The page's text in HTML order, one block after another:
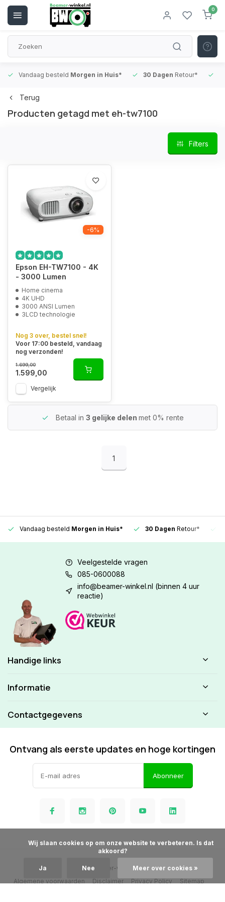
0
Vandaag besteld Morgen in Huis* 30 Dagen Retour*
Terug
Producten getagd met eh-tw7100
Filters
-6%
Epson EH-TW7100 - 4K
- 3000 Lumen
Home cinema
4K UHD
3000 ANSI Lumen
3LCD technologie
Nog 3 over, bestel snel!
Voor 17:00 besteld, vandaag
nog verzonden!
1.699,00
1.599,00
Vergelijk
Betaal in 3 gelijke delen met 0% rente
1
Vandaag besteld Morgen in Huis* 30 Dagen Retour*
Veelgestelde vragen
085-0600088
info@beamer-winkel.nl (binnen 4 uur
reactie)
Handige links
Informatie
Contactgegevens
Ontvang als eerste updates en hoge kortingen
Abonneer
Algemene voorwaarden Disclaimer Privacy Policy Sitemap
© Beamer-winkel.nl
akkoord?
Ja Nee Meer over cookies »